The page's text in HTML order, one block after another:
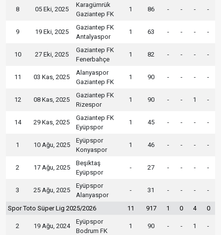
8 05 Eki, 2025
Karagümrük
Gaziantep FK
1 86 - - - -
9 19 Eki, 2025
Gaziantep FK
Antalyaspor
1 63 - - - -
10 27 Eki, 2025
Gaziantep FK
Fenerbahçe
1 82 - - - -
11 03 Kas, 2025
Alanyaspor
Gaziantep FK
1 90 - - - -
12 08 Kas, 2025
Gaziantep FK
Rizespor
1 90 - - 1 -
14 29 Kas, 2025
Gaziantep FK
Eyüpspor
1 45 - - - -
1 10 Ağu, 2025
Eyüpspor
Konyaspor
1 46 - - - -
2 17 Ağu, 2025
Beşiktaş
Eyüpspor
- 27 - - - -
3 25 Ağu, 2025
Eyüpspor
Alanyaspor
- 31 - - - -
Spor Toto Süper Lig 2025/2026 11 917 1 0 4 0
2 19 Ağu, 2024
Eyüpspor
Bodrum FK
1 90 - - 1 -